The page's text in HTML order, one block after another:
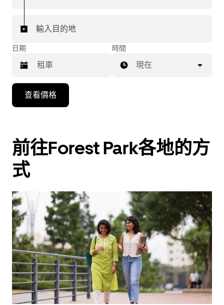
輸入目的地
日期
向
頭
鍵
即
可
用
行
事
曆
並
選
擇
日
期。
時間
現在
查看價格
前往Forest Park各地的方
式